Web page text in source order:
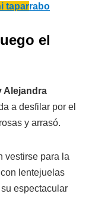
taparrabo
el
Alejandra
a desfilar por el
y arrasó.
vestirse para la
lentejuelas
espectacular